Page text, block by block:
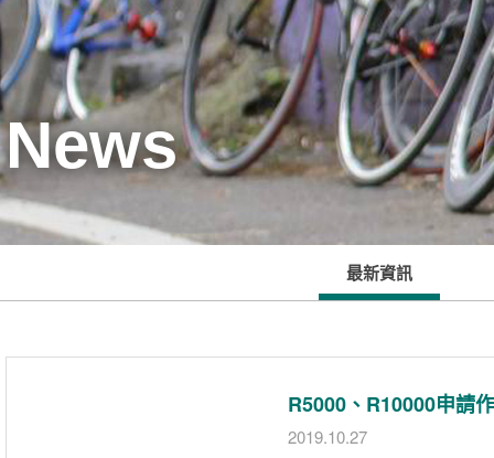
News
最新資訊
R5000、R10000申請
2019.10.27